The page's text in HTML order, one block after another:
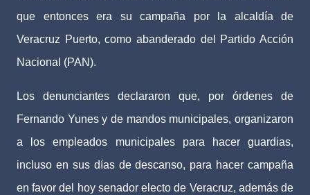
que entonces era su campaña por la alcaldía de
Veracruz Puerto, como abanderado del Partido Acción
Nacional (PAN).
Los denunciantes declararon que, por órdenes de
Fernando Yunes y de mandos municipales, organizaron
a los empleados municipales para hacer guardias,
incluso en sus días de descanso, para hacer campaña
en favor del hoy senador electo de Veracruz, además de